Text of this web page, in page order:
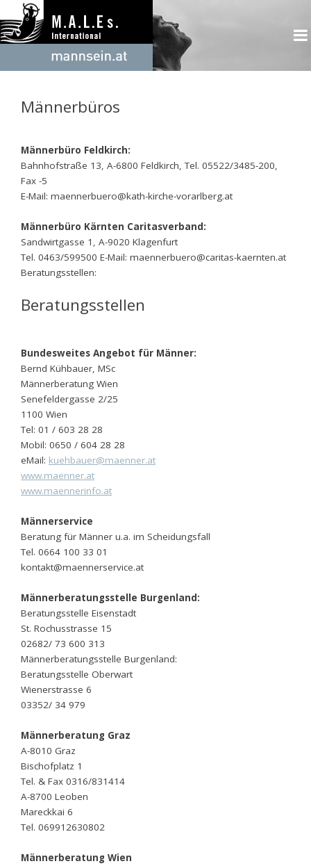
Männerbüros
Männerbüro Feldkirch:
Bahnhofstraße 13, A-6800 Feldkirch, Tel. 05522/3485-200,
Fax -5
E-Mail: maennerbuero@kath-kirche-vorarlberg.at
Männerbüro Kärnten Caritasverband:
Sandwirtgasse 1, A-9020 Klagenfurt
Tel. 0463/599500 E-Mail: maennerbuero@caritas-kaernten.at
Beratungsstellen:
Beratungsstellen
Bundesweites Angebot für Männer:
Bernd Kühbauer, MSc
Männerberatung Wien
Senefeldergasse 2/25
1100 Wien
Tel: 01 / 603 28 28
Mobil: 0650 / 604 28 28
eMail: kuehbauer@maenner.at
www.maenner.at
www.maennerinfo.at
Männerservice
Beratung für Männer u.a. im Scheidungsfall
Tel. 0664 100 33 01
kontakt@maennerservice.at
Männerberatungsstelle Burgenland:
Beratungsstelle Eisenstadt
St. Rochusstrasse 15
02682/ 73 600 313
Männerberatungsstelle Burgenland:
Beratungsstelle Oberwart
Wienerstrasse 6
03352/ 34 979
Männerberatung Graz
A-8010 Graz
Bischofplatz 1
Tel. & Fax 0316/831414
A-8700 Leoben
Mareckkai 6
Tel. 069912630802
Männerberatung Wien